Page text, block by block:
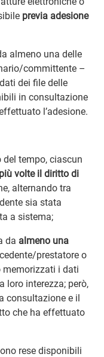
previa adesione
almeno una delle
committente –
dei file delle
in consultazione
l’adesione.
tempo, ciascun
più volte il diritto di
alternando tra
sia stata
a sistema;
da almeno una
prestatore o
i dati
loro interezza; però,
consultazione e il
che ha effettuato
rese disponibili